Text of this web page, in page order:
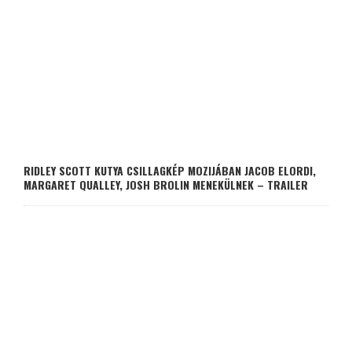
RIDLEY SCOTT KUTYA CSILLAGKÉP MOZIJÁBAN JACOB ELORDI,
MARGARET QUALLEY, JOSH BROLIN MENEKÜLNEK – TRAILER